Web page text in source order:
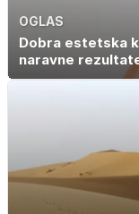
OGLAS
Dobra estetska
naravne